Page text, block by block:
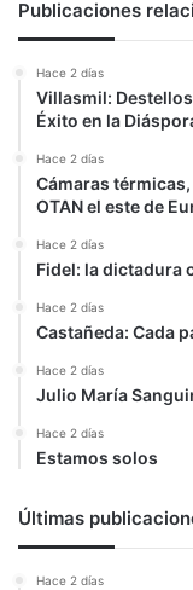
de
Publicaciones
Hace 2 días
Villasmil:
Éxito en la
Hace 2 días
Cámaras
OTAN el este de
Hace 2 días
Fidel: la dictadura
Hace 2 días
Castañeda: Cada
Hace 2 días
Julio María
Hace 2 días
Estamos solos
Últimas
Hace 2 días